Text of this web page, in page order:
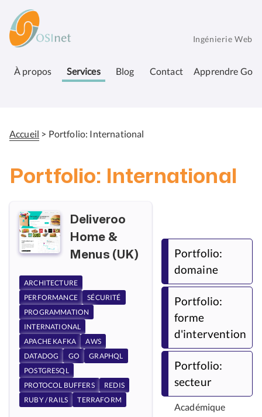
contenu
principal
Ingénierie Web
À propos Services Blog Contact Apprendre Go
Fil
Accueil Portfolio: International
Portfolio: International
Deliveroo
Home &
Menus (UK)
ARCHITECTURE
PERFORMANCE
SÉCURITÉ
PROGRAMMATION
INTERNATIONAL
APACHE KAFKA
AWS
DATADOG
GO
GRAPHQL
POSTGRESQL
PROTOCOL BUFFERS
REDIS
RUBY / RAILS
TERRAFORM
Portfolio:
domaine
Portfolio:
forme
d'intervention
Portfolio:
secteur
Académique